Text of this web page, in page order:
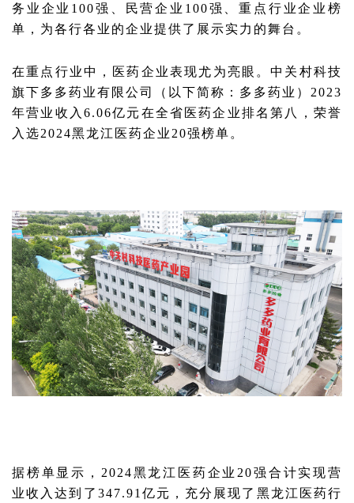
务业企业100强、民营企业100强、重点行业企业榜
单，为各行各业的企业提供了展示实力的舞台。
在重点行业中，医药企业表现尤为亮眼。中关村科技
旗下多多药业有限公司（以下简称：多多药业）2023
年营业收入6.06亿元在全省医药企业排名第八，荣誉
入选2024黑龙江医药企业20强榜单。
据榜单显示，2024黑龙江医药企业20强合计实现营
业收入达到了347.91亿元，充分展现了黑龙江医药行